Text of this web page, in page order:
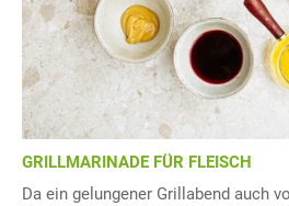
GRILLMARINADE FÜR FLEISCH
Da ein gelungener Grillabend auch